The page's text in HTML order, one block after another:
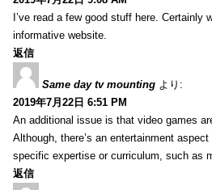
I’ve read a few good stuff here.
informative website.
返信
Same day tv mounting より:
2019年7月22日 6:51 PM
An additional issue is that video games
Although, there’s an entertainment
specific expertise or curriculum, such as
返信